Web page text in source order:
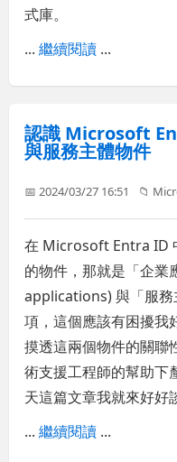
式庫。
...繼續閱讀 ...
認識 Microsoft
與服務主體物件
📅 2024/03/27 16:51 📁
在 Microsoft Entra ID
的物件，那就是「企
applications) 與「服
項，這個應該有困擾我
摸透這兩個物件的關
術支援工程師的幫助下
天這篇文章我就來好好
...繼續閱讀 ...